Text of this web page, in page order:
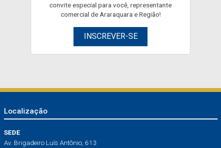
convite especial para você, representante
comercial de Araraquara e Região!
INSCREVER-SE
Localização
SEDE
Av. Brigadeiro Luís Antônio, 613